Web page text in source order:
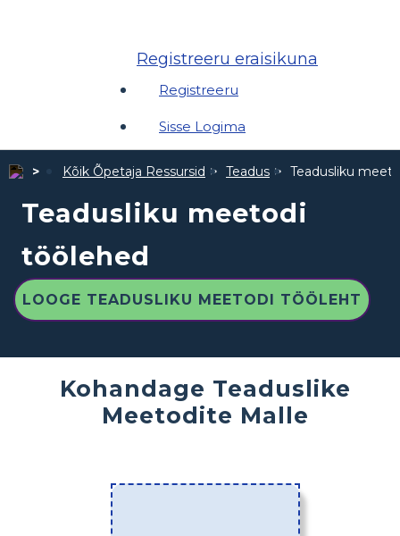
Registreeru eraisikuna
Registreeru
Sisse Logima
Kõik Õpetaja Ressursid Teadus Teadusliku
Teadusliku meetodi
töölehed
LOOGE TEADUSLIKU MEETODI TÖÖLEHT
Kohandage Teaduslike
Meetodite Malle